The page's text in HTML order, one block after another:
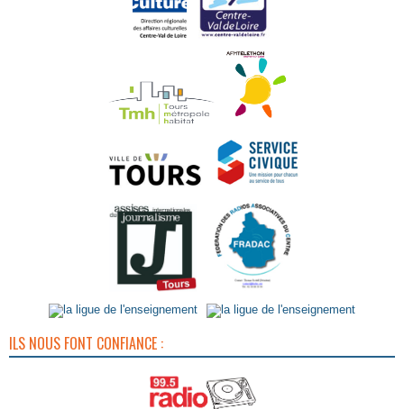
ILS NOUS FONT CONFIANCE :